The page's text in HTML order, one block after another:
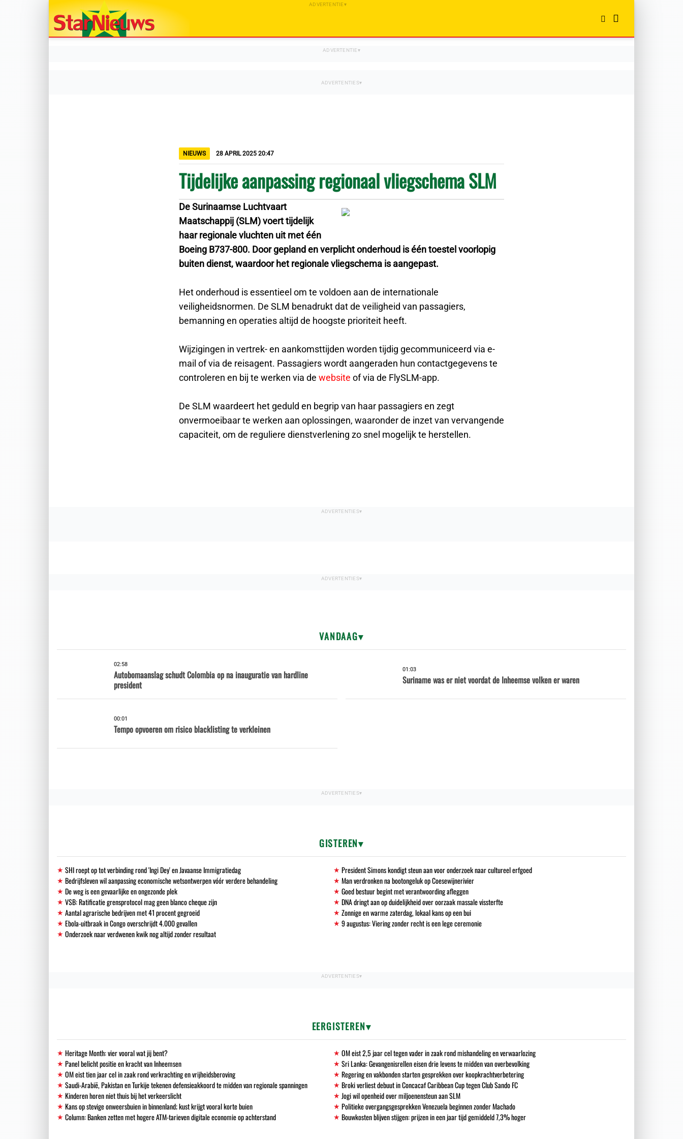
NIEUWS 28 APRIL 2025 20:47
Tijdelijke aanpassing regionaal vliegschema SLM
De Surinaamse Luchtvaart
Maatschappij (SLM) voert tijdelijk
haar regionale vluchten uit met één
Boeing B737-800. Door gepland en verplicht onderhoud is één toestel voorlopig
buiten dienst, waardoor het regionale vliegschema is aangepast.
Het onderhoud is essentieel om te voldoen aan de internationale
veiligheidsnormen. De SLM benadrukt dat de veiligheid van passagiers,
bemanning en operaties altijd de hoogste prioriteit heeft.
Wijzigingen in vertrek- en aankomsttijden worden tijdig gecommuniceerd via e-
mail of via de reisagent. Passagiers wordt aangeraden hun contactgegevens te
controleren en bij te werken via de website of via de FlySLM-app.
De SLM waardeert het geduld en begrip van haar passagiers en zegt
onvermoeibaar te werken aan oplossingen, waaronder de inzet van vervangende
capaciteit, om de reguliere dienstverlening zo snel mogelijk te herstellen.
VANDAAG
02:58
Autobomaanslag schudt Colombia op na inauguratie van hardline
president
01:03
Suriname was er niet voordat de Inheemse volken er waren
00:01
Tempo opvoeren om risico blacklisting te verkleinen
GISTEREN
SHI roept op tot verbinding rond 'Ingi Dey' en Javaanse Immigratiedag
President Simons kondigt steun aan voor onderzoek naar cultureel erfgoed
Bedrijfsleven wil aanpassing economische wetsontwerpen vóór verdere behandeling
Man verdronken na bootongeluk op Coesewijnerivier
De weg is een gevaarlijke en ongezonde plek
Goed bestuur begint met verantwoording afleggen
VSB: Ratificatie grensprotocol mag geen blanco cheque zijn
DNA dringt aan op duidelijkheid over oorzaak massale vissterfte
Aantal agrarische bedrijven met 41 procent gegroeid
Zonnige en warme zaterdag, lokaal kans op een bui
Ebola-uitbraak in Congo overschrijdt 4.000 gevallen
9 augustus: Viering zonder recht is een lege ceremonie
Onderzoek naar verdwenen kwik nog altijd zonder resultaat
EERGISTEREN
Heritage Month: vier vooral wat jij bent?
OM eist 2,5 jaar cel tegen vader in zaak rond mishandeling en verwaarlozing
Panel belicht positie en kracht van Inheemsen
Sri Lanka: Gevangenisrellen eisen drie levens te midden van overbevolking
OM eist tien jaar cel in zaak rond verkrachting en vrijheidsberoving
Regering en vakbonden starten gesprekken over koopkrachtverbetering
Saudi-Arabië, Pakistan en Turkije tekenen defensieakkoord te midden van regionale spanningen
Broki verliest debuut in Concacaf Caribbean Cup tegen Club Sando FC
Kinderen horen niet thuis bij het verkeerslicht
Jogi wil openheid over miljoenensteun aan SLM
Kans op stevige onweersbuien in binnenland; kust krijgt vooral korte buien
Politieke overgangsgesprekken Venezuela beginnen zonder Machado
Column: Banken zetten met hogere ATM-tarieven digitale economie op achterstand
Bouwkosten blijven stijgen: prijzen in een jaar tijd gemiddeld 7,3% hoger